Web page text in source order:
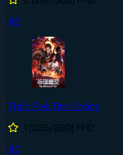
#6
Thôn Phệ Tinh Không
1 (235/280) FHD
#7